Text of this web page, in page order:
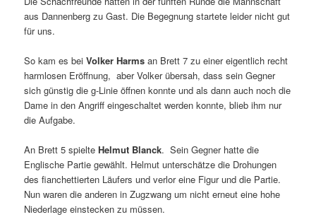
aus Dannenberg zu Gast. Die Begegnung startete leider nicht gut
für uns.
So kam es beiVolker Harms an Brett 7 zu einer eigentlich recht
harmlosen Eröffnung, aber Volker übersah, dass sein Gegner
sich günstig die g-Linie öffnen konnte und als dann auch noch die
Dame in den Angriff eingeschaltet werden konnte, blieb ihm nur
die Aufgabe.
An Brett 5 spielteHelmut Blanck. Sein Gegner hatte die
Englische Partie gewählt. Helmut unterschätze die Drohungen
des fianchettierten Läufers und verlor eine Figur und die Partie.
Nun waren die anderen in Zugzwang um nicht erneut eine hohe
Niederlage einstecken zu müssen.